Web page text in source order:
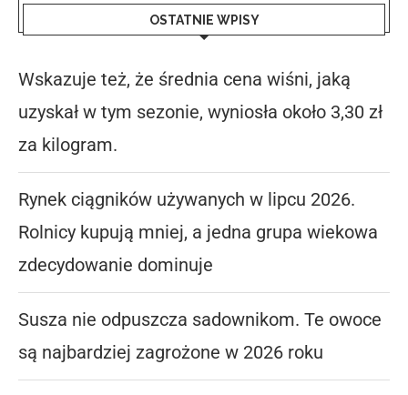
OSTATNIE WPISY
Wskazuje też, że średnia cena wiśni, jaką
uzyskał w tym sezonie, wyniosła około 3,30 zł
za kilogram.
Rynek ciągników używanych w lipcu 2026.
Rolnicy kupują mniej, a jedna grupa wiekowa
zdecydowanie dominuje
Susza nie odpuszcza sadownikom. Te owoce
są najbardziej zagrożone w 2026 roku